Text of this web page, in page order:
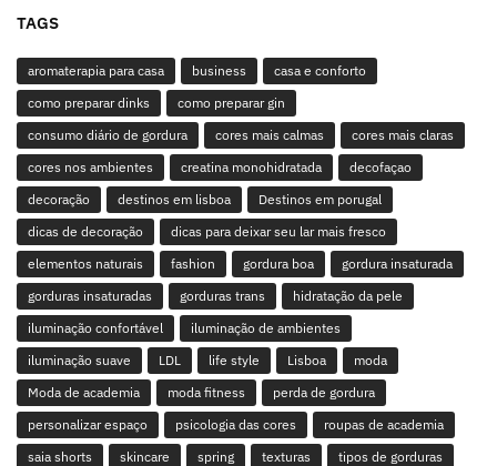
TAGS
aromaterapia para casa business
casa e conforto
como preparar dinks
como preparar gin
consumo diário de gordura
cores mais calmas
cores mais claras
cores nos ambientes
creatina monohidratada
decofaçao
decoração
destinos em lisboa
Destinos em porugal
dicas de decoração
dicas para deixar seu lar mais fresco
elementos naturais
fashion gordura boa
gordura insaturada
gorduras insaturadas
gorduras trans
hidratação da pele
iluminação confortável
iluminação de ambientes
iluminação suave
LDL life style Lisboa
moda
Moda de academia
moda fitness
perda de gordura
personalizar espaço
psicologia das cores
roupas de academia
saia shorts
skincare spring texturas
tipos de gorduras